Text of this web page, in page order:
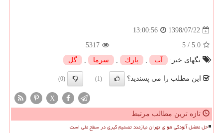
1398/07/22
13:00:56
5.0
/
5
5317
تگهای خبر:
آب , پارك , سرما , گل
این مطلب را می پسندید؟ (1)
(0)
X
تازه ترین مطالب مرتبط
حل معضل آلودگی هوای تهران نیازمند تصمیم گیری در سطح ملی است